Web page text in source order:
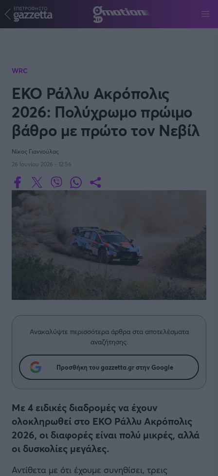
ΕΠΙΣΤΡΟΦΗ ΣΤΟ
WRC
ΕΚΟ Ράλλυ Ακρόπολις
2026: Πολύχρωμο πρώιμο
βάθρο με πρώτο τον Νεβίλ
Νίκος Γιαννούλας
26 Ιουνίου 2026 - 12:56
Ανακαλύψτε περισσότερα άρθρα στα αποτελέσματα
αναζήτησης.
Προσθήκη του gazzetta.gr στην Google
Με 4 ειδικές διαδρομές να έχουν
ολοκληρωθεί στο ΕΚΟ Ράλλυ Ακρόπολις
2026, οι διαφορές είναι πολύ μικρές, αλλά
οι δυσκολίες μεγάλες.
Αντίθετα με ότι έχουμε συνηθίσει, τρεις